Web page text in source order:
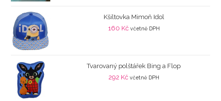
Kšiltovka Mimoň Idol
160 Kč včetně DPH
Tvarovaný polštářek Bing a Flop
292 Kč včetně DPH